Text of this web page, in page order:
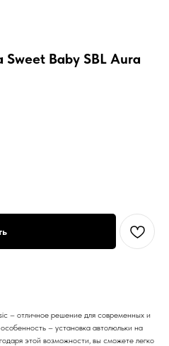
Sweet Baby SBL Aura
– отличное решение для современных и
– установка автолюльки на
этой возможности, вы сможете легко